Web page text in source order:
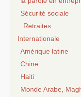
Sécurité sociale
Retraites
Internationale
Amérique latine
Chine
Haiti
Monde Arabe,